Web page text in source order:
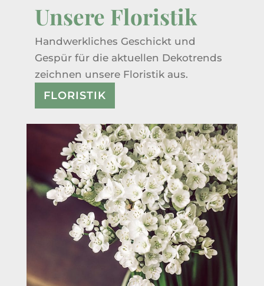
Unsere Floristik
Handwerkliches Geschickt und
Gespür für die aktuellen Dekotrends
zeichnen unsere Floristik aus.
FLORISTIK